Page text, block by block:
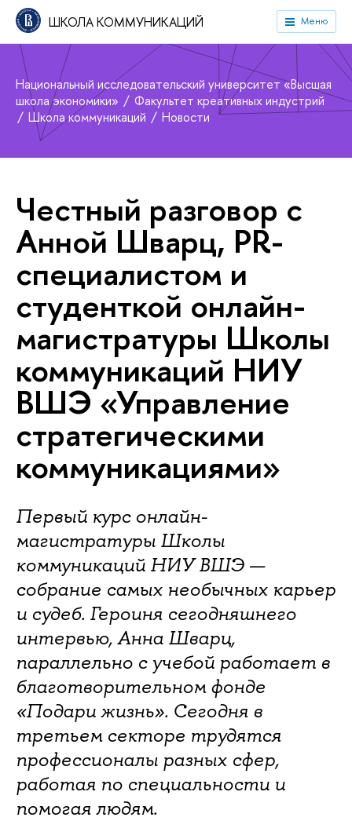
ШКОЛА КОММУНИКАЦИЙ Меню
Национальный исследовательский университет «Высшая
школа экономики»
Факультет креативных индустрий
Школа коммуникаций
Новости
Честный разговор с
Анной Шварц, PR-
специалистом и
студенткой онлайн-
магистратуры Школы
коммуникаций НИУ
ВШЭ «Управление
стратегическими
коммуникациями»
Первый курс онлайн-
магистратуры Школы
коммуникаций НИУ ВШЭ —
собрание самых необычных карьер
и судеб. Героиня сегодняшнего
интервью, Анна Шварц,
параллельно с учебой работает в
благотворительном фонде
«Подари жизнь». Сегодня в
третьем секторе трудятся
профессионалы разных сфер,
работая по специальности и
помогая людям.